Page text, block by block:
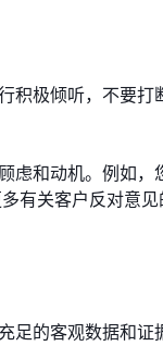
积极倾听，不要打
虑和动机。例如，
有关客户反对意
足的客观数据和证